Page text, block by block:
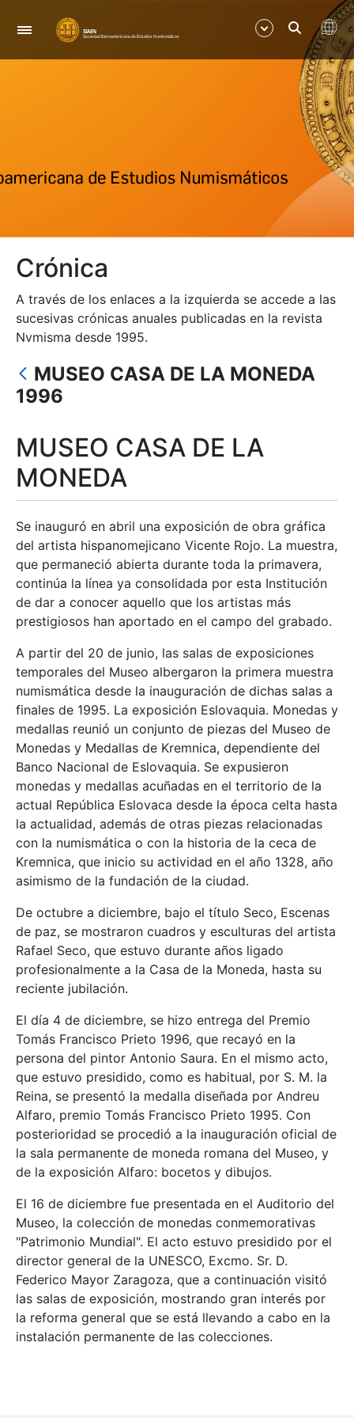
Navigation
Show/Hide
Show/Hide
Show/Hide
Crónica
A través de los enlaces a la izquierda se accede a las
sucesivas crónicas anuales publicadas en la revista
Nvmisma desde 1995.
MUSEO CASA DE LA MONEDA
1996
MUSEO CASA DE LA
MONEDA
Se inauguró en abril una exposición de obra gráfica
del artista hispanomejicano Vicente Rojo. La muestra,
que permaneció abierta durante toda la primavera,
continúa la línea ya consolidada por esta Institución
de dar a conocer aquello que los artistas más
prestigiosos han aportado en el campo del grabado.
A partir del 20 de junio, las salas de exposiciones
temporales del Museo albergaron la primera muestra
numismática desde la inauguración de dichas salas a
finales de 1995. La exposición Eslovaquia. Monedas y
medallas reunió un conjunto de piezas del Museo de
Monedas y Medallas de Kremnica, dependiente del
Banco Nacional de Eslovaquia. Se expusieron
monedas y medallas acuñadas en el territorio de la
actual República Eslovaca desde la época celta hasta
la actualidad, además de otras piezas relacionadas
con la numismática o con la historia de la ceca de
Kremnica, que inicio su actividad en el año 1328, año
asimismo de la fundación de la ciudad.
De octubre a diciembre, bajo el título Seco, Escenas
de paz, se mostraron cuadros y esculturas del artista
Rafael Seco, que estuvo durante años ligado
profesionalmente a la Casa de la Moneda, hasta su
reciente jubilación.
El día 4 de diciembre, se hizo entrega del Premio
Tomás Francisco Prieto 1996, que recayó en la
persona del pintor Antonio Saura. En el mismo acto,
que estuvo presidido, como es habitual, por S. M. la
Reina, se presentó la medalla diseñada por Andreu
Alfaro, premio Tomás Francisco Prieto 1995. Con
posterioridad se procedió a la inauguración oficial de
la sala permanente de moneda romana del Museo, y
de la exposición Alfaro: bocetos y dibujos.
El 16 de diciembre fue presentada en el Auditorio del
Museo, la colección de monedas conmemorativas
"Patrimonio Mundial". El acto estuvo presidido por el
director general de la UNESCO, Excmo. Sr. D.
Federico Mayor Zaragoza, que a continuación visitó
las salas de exposición, mostrando gran interés por
la reforma general que se está llevando a cabo en la
instalación permanente de las colecciones.